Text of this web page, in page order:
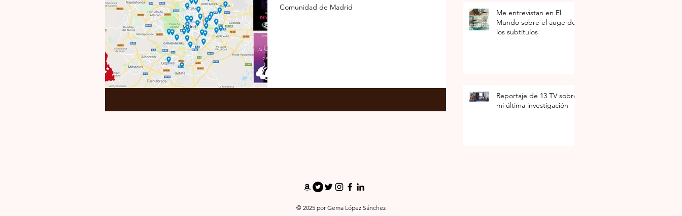
Comunidad de Madrid
Me entrevistan en El
Mundo sobre el auge de
los subtítulos
Reportaje de 13 TV sobre
mi última investigación
© 2025 por Gema López Sánchez